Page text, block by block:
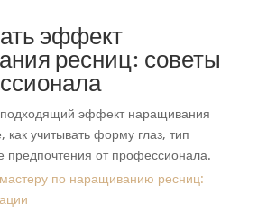
эффект
ресниц: советы
подходящий эффект наращивания
как учитывать форму глаз, тип
предпочтения от профессионала.